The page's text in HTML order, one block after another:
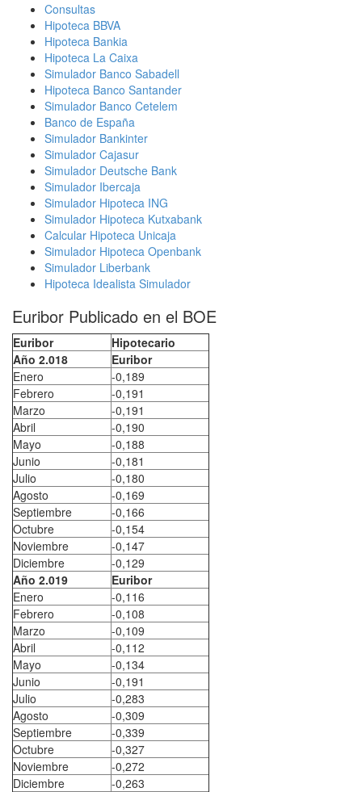
Consultas
Hipoteca BBVA
Hipoteca Bankia
Hipoteca La Caixa
Simulador Banco Sabadell
Hipoteca Banco Santander
Simulador Banco Cetelem
Banco de España
Simulador Bankinter
Simulador Cajasur
Simulador Deutsche Bank
Simulador Ibercaja
Simulador Hipoteca ING
Simulador Hipoteca Kutxabank
Calcular Hipoteca Unicaja
Simulador Hipoteca Openbank
Simulador Liberbank
Hipoteca Idealista Simulador
Euribor Publicado en el BOE
Euribor
Hipotecario
Año 2.018
Euribor
Enero
-0,189
Febrero
-0,191
Marzo
-0,191
Abril
-0,190
Mayo
-0,188
Junio
-0,181
Julio
-0,180
Agosto
-0,169
Septiembre
-0,166
Octubre
-0,154
Noviembre
-0,147
Diciembre
-0,129
Año 2.019
Euribor
Enero
-0,116
Febrero
-0,108
Marzo
-0,109
Abril
-0,112
Mayo
-0,134
Junio
-0,191
Julio
-0,283
Agosto
-0,309
Septiembre
-0,339
Octubre
-0,327
Noviembre
-0,272
Diciembre
-0,263